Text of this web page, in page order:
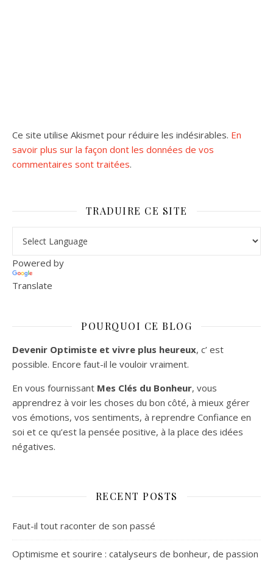
Ce site utilise Akismet pour réduire les indésirables. En
savoir plus sur la façon dont les données de vos
commentaires sont traitées.
TRADUIRE CE SITE
Powered by
Translate
POURQUOI CE BLOG
Devenir Optimiste et vivre plus heureux, c’ est
possible. Encore faut-il le vouloir vraiment.
En vous fournissant Mes Clés du Bonheur, vous
apprendrez à voir les choses du bon côté, à mieux gérer
vos émotions, vos sentiments, à reprendre Confiance en
soi et ce qu’est la pensée positive, à la place des idées
négatives.
RECENT POSTS
Faut-il tout raconter de son passé
Optimisme et sourire : catalyseurs de bonheur, de passion